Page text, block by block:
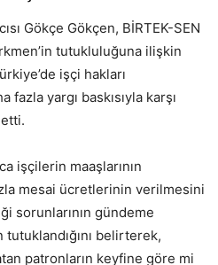
Gökçe Gökçen, BİRTEK-SEN
tutukluluğuna ilişkin
işçi hakları
yargı baskısıyla karşı
etti.
işçilerin maaşlarının
mesai ücretlerinin verilmesini
sorunlarının gündeme
tutuklandığını belirterek,
patronların keyfine göre mi